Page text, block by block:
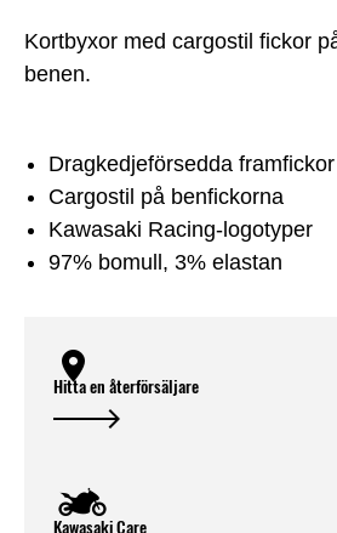
Kortbyxor med cargostil fickor
benen.
Dragkedjeförsedda framfickor
Cargostil på benfickorna
Kawasaki Racing-logotyper
97% bomull, 3% elastan
Hitta en återförsäljare
Kawasaki Care